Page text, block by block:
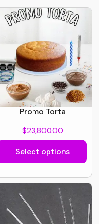
Promo Torta
$23,800.00
Select options